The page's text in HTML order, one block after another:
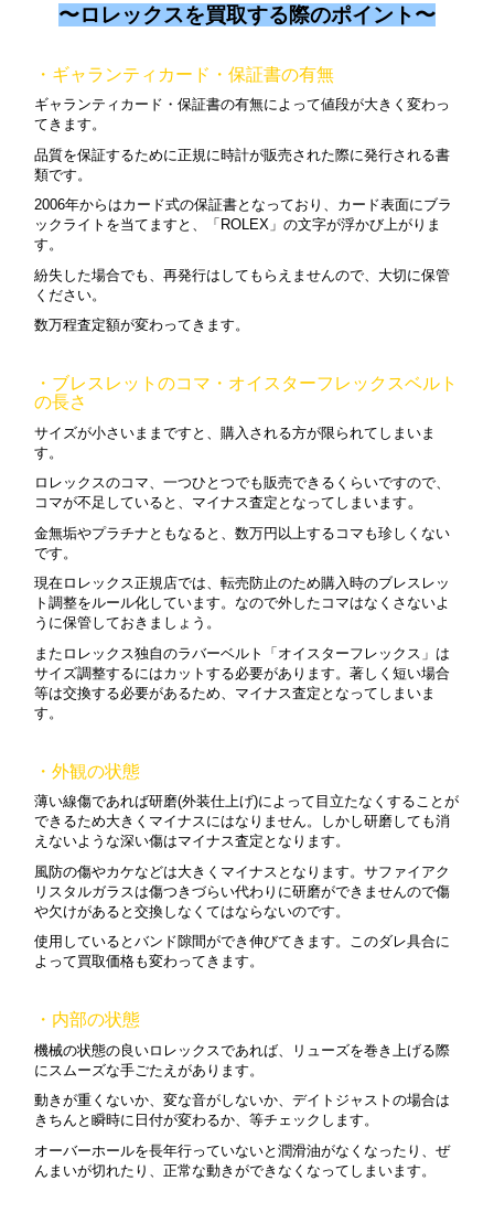
〜ロレックスを買取する際のポイント〜
・ギャランティカード・保証書の有無
ギャランティカード・保証書の有無によって値段が大きく変わっ
てきます。
品質を保証するために正規に時計が販売された際に発行される書
類です。
2006年からはカード式の保証書となっており、カード表面にブラ
ックライトを当てますと、「ROLEX」の文字が浮かび上がりま
す。
紛失した場合でも、再発行はしてもらえませんので、大切に保管
ください。
数万程査定額が変わってきます。
・ブレスレットのコマ・オイスターフレックスベルト
の長さ
サイズが小さいままですと、購入される方が限られてしまいま
す。
ロレックスのコマ、一つひとつでも販売できるくらいですので、
コマが不足していると、マイナス査定となってしまいます 。
金無垢やプラチナともなると、数万円以上するコマも珍しくない
です。
現在ロレックス正規店では、転売防止のため購入時のブレスレッ
ト調整をルール化しています。なので外したコマはなくさないよ
うに保管しておきましょう。
またロレックス独自のラバーベルト「オイスターフレックス」は
サイズ調整するにはカットする必要があります。著しく短い場合
等は交換する必要があるため、マイナス査定となってしまいま
す。
・外観の状態
薄い線傷であれば研磨(外装仕上げ)によって目立たなくすることが
できるため大きくマイナスにはなりません。しかし研磨しても消
えないような深い傷はマイナス査定となります。
風防の傷やカケなどは大きくマイナスとなります。サファイアク
リスタルガラスは傷つきづらい代わりに研磨ができませんので傷
や欠けがあると交換しなくてはならないのです。
使用しているとバンド隙間ができ伸びてきます。このダレ具合に
よって買取価格も変わってきます。
・内部の状態
機械の状態の良いロレックスであれば、リューズを巻き上げる際
にスムーズな手ごたえがあります。
動きが重くないか、変な音がしないか、デイトジャストの場合は
きちんと瞬時に日付が変わるか、等チェックします。
オーバーホールを長年行っていないと潤滑油がなくなったり、ぜ
んまいが切れたり、正常な動きができなくなってしまいます。